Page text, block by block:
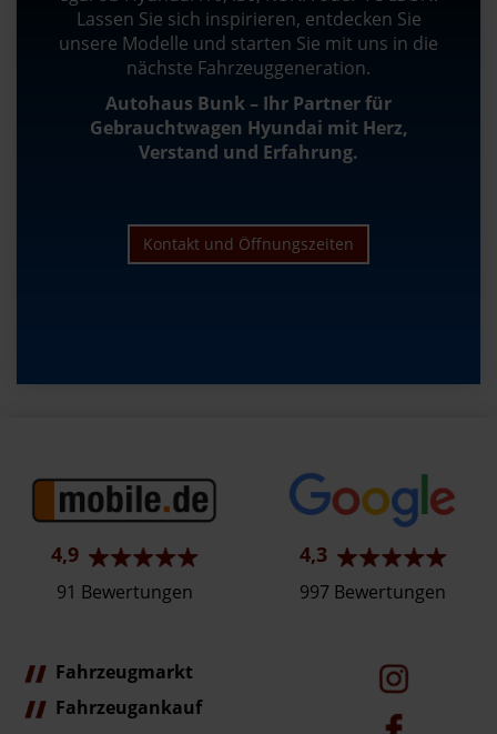
Lassen Sie sich inspirieren, entdecken Sie
unsere Modelle und starten Sie mit uns in die
nächste Fahrzeuggeneration.
Autohaus Bunk – Ihr Partner für
Gebrauchtwagen Hyundai mit Herz,
Verstand und Erfahrung.
Kontakt und Öffnungszeiten
4,9
91 Bewertungen
4,3
997 Bewertungen
Fahrzeugmarkt
Fahrzeugankauf